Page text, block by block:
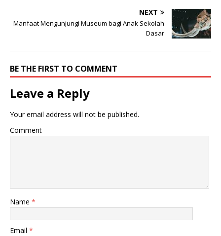
NEXT
Manfaat Mengunjungi Museum bagi Anak Sekolah
Dasar
BE THE FIRST TO COMMENT
Leave a Reply
Your email address will not be published.
Comment
Name *
Email *